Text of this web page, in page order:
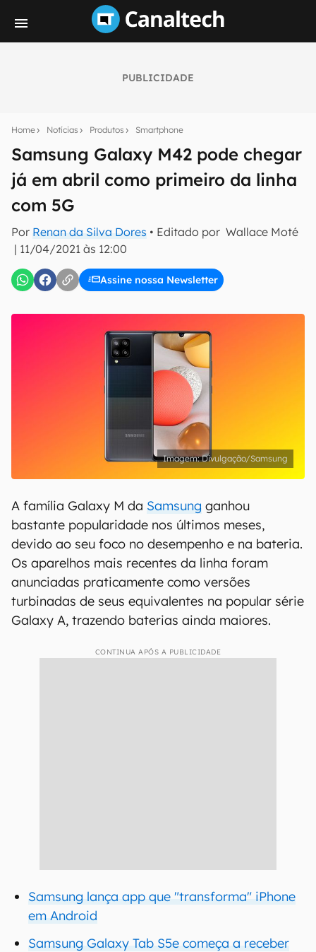
PUBLICIDADE
Home Notícias Produtos Smartphone
Samsung Galaxy M42 pode chegar
já em abril como primeiro da linha
com 5G
Por Renan da Silva Dores • Editado por Wallace Moté
| 11/04/2021 às 12:00
Assine nossa Newsletter
notícias e reviews sobre tecnologia em primeira
E-mail
inscreva-se
Confirmo que li, aceito e concordo com os Termos de
Uso e Política de Privacidade do Canaltech.
Divulgação/Samsung
A família Galaxy M da Samsung ganhou
bastante popularidade nos últimos meses,
devido ao seu foco no desempenho e na bateria.
Os aparelhos mais recentes da linha foram
anunciadas praticamente como versões
turbinadas de seus equivalentes na popular série
Galaxy A, trazendo baterias ainda maiores.
CONTINUA APÓS A PUBLICIDADE
Samsung lança app que "transforma" iPhone
em Android
Samsung Galaxy Tab S5e começa a receber